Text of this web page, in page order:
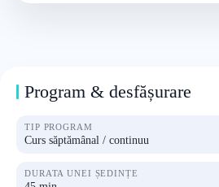
Program & desfășurare
TIP PROGRAM
Curs săptămânal / continuu
DURATA UNEI ȘEDINȚE